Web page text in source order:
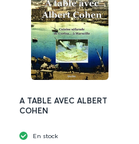
A TABLE AVEC ALBERT
COHEN
En stock